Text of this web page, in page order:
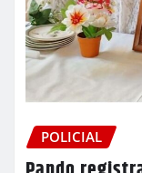
POLICIAL